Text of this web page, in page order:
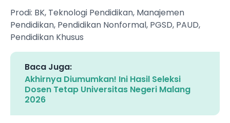
Prodi: BK, Teknologi Pendidikan, Manajemen
Pendidikan, Pendidikan Nonformal, PGSD, PAUD,
Pendidikan Khusus
Baca Juga:
Akhirnya Diumumkan! Ini Hasil Seleksi
Dosen Tetap Universitas Negeri Malang
2026